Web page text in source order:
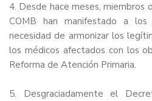
4. Desde hace meses, miembros
COMB han manifestado a
necesidad de armonizar los
los médicos afectados con los
Reforma de Atención Primaria.
5. Desgraciadamente el